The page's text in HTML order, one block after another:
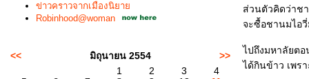
ข่าวคราวจากเมืองนิยา
Robinhood@woman
<< มิถุนายน 2554
>>
1
2 3
4
ส่วนตัวคิดว่าช
จะซื้อชานมไอ
ไปถึงมหาลัยตอ
ได้กินข้าว เพร